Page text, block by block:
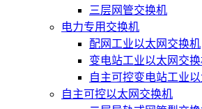
三层网管交换机
电力专用交换机
配网工业以太网交换机
变电站工业以太网交
自主可控变电站工业
自主可控以太网交换机